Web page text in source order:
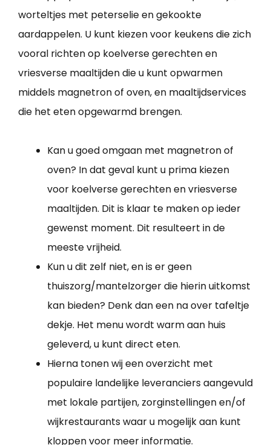
worteltjes met peterselie en gekookte
aardappelen. U kunt kiezen voor keukens die zich
vooral richten op koelverse gerechten en
vriesverse maaltijden die u kunt opwarmen
middels magnetron of oven, en maaltijdservices
die het eten opgewarmd brengen.
Kan u goed omgaan met magnetron of
oven? In dat geval kunt u prima kiezen
voor koelverse gerechten en vriesverse
maaltijden. Dit is klaar te maken op ieder
gewenst moment. Dit resulteert in de
meeste vrijheid.
Kun u dit zelf niet, en is er geen
thuiszorg/mantelzorger die hierin uitkomst
kan bieden? Denk dan een na over tafeltje
dekje. Het menu wordt warm aan huis
geleverd, u kunt direct eten.
Hierna tonen wij een overzicht met
populaire landelijke leveranciers aangevuld
met lokale partijen, zorginstellingen en/of
wijkrestaurants waar u mogelijk aan kunt
kloppen voor meer informatie.